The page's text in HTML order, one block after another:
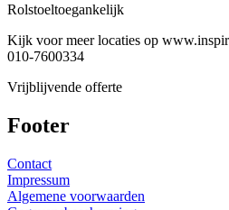
Rolstoeltoegankelijk
Kijk voor meer locaties op
010-7600334
Vrijblijvende offerte
Footer
Contact
Impressum
Algemene voorwaarden